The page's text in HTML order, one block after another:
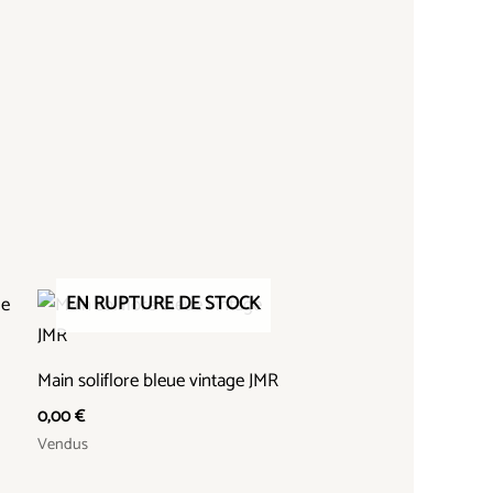
EN RUPTURE DE STOCK
Main soliflore bleue vintage JMR
0,00€
Vendus